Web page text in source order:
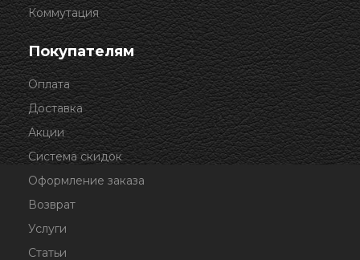
Коммутация
Покупателям
Оплата
Доставка
Акции
Система скидок
Оформление заказа
Возврат
Услуги
Статьи